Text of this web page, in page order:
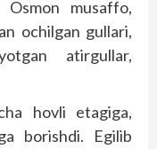
musaffo,
ochilgan gullari,
atirgullar,
hovli etagiga,
borishdi. Egilib